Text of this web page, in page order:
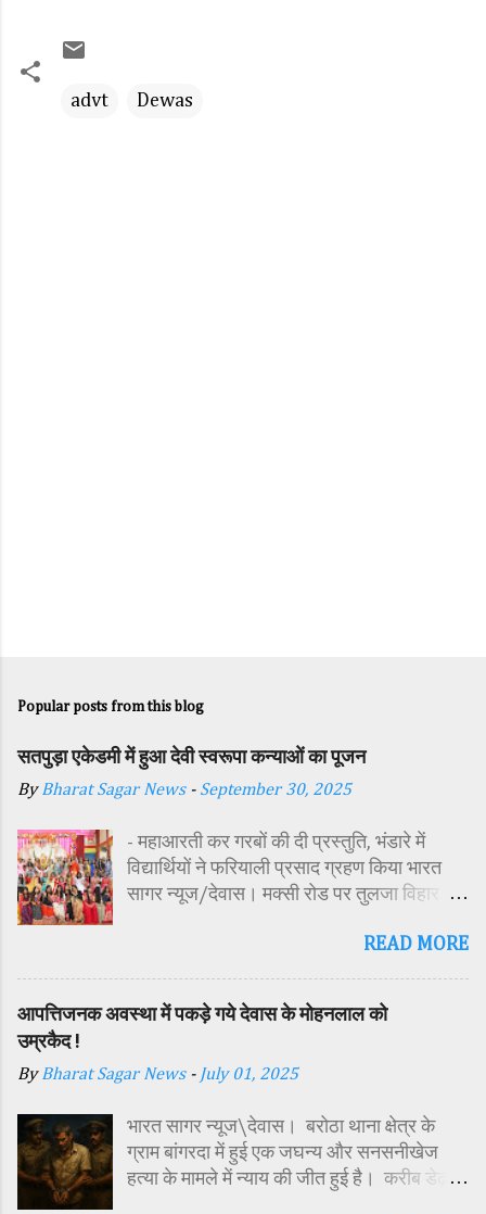
advt Dewas
Popular posts from this blog
सतपुड़ा एकेडमी में हुआ देवी स्वरूपा कन्याओं का पूजन
ByBharat Sagar News - September 30, 2025
- महाआरती कर गरबों की दी प्रस्तुति, भंडारे में
विद्यार्थियों ने फरियाली प्रसाद ग्रहण किया भारत
सागर न्यूज/देवास। मक्सी रोड पर तुलजा विहार
पावन अवसर पर कन्या पूजन एवं गरबा महोत्सव का
परिसर में तोरण, रंगोली से आकर्षक साज-सज्जा की
गई। सर्वप्रथम मुख्य अतिथि महिला बाल विकास
विशिष्ट अतिथि शासकीय पॉलिटेक्निक कॉलेज
अध्यक्ष एवं भाजपा जिला अध्यक्ष रायसिंह सेंधव,
स्वास्थ विभाग जिला कार्यक्रम प्रबंधक कामाक्षी दुबे,
स्वास्थ विभाग सहायक कार्यक्रम प्रबंधक स्वीटी
READ MORE
आपत्तिजनक अवस्था में पकड़े गये देवास के मोहनलाल को
उम्रकैद !
ByBharat Sagar News - July 01, 2025
भारत सागर न्यूज\देवास। बरोठा थाना क्षेत्र के
ग्राम बांगरदा में हुई एक जघन्य और सनसनीखेज
हत्या के मामले में न्याय की जीत हुई है। करीब डेढ़